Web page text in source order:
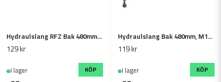
Hydraulslang RFZ Bak 480mm, M10 - 40 grader böj
129 kr
I lager KÖP
Hydraulslang Bak 480mm, M10 - 70 grader böj
119 kr
I lager KÖP